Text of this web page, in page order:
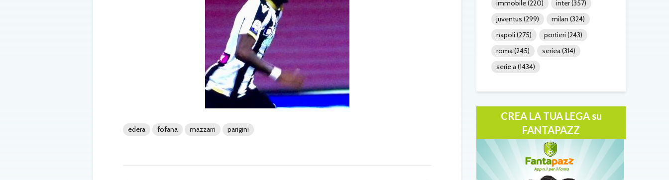
edera fofana mazzarri parigini
immobile(220) inter(357)
juventus (299) milan (324)
napoli (275) portieri (243)
roma(245) seriea(314)
serie a(1434)
CREA LA TUA LEGA su
FANTAPAZZ